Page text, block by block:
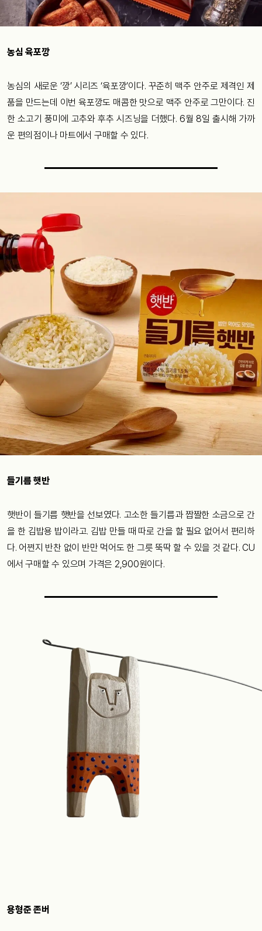
농심 육포깡
농심의 새로운 ‘깡’ 시리즈 ‘육포깡’이다. 꾸준히 맥주 안주로 제격인 제
품을 만드는데 이번 육포깡도 매콤한 맛으로 맥주 안주로 그만이다. 진
한 소고기 풍미에 고추와 후추 시즈닝을 더했다. 6월 8일 출시해 가까
운 편의점이나 마트에서 구매할 수 있다.
들기름 햇반
햇반이 들기름 햇반을 선보였다. 고소한 들기름과 짭짤한 소금으로 간
을 한 김밥용 밥이라고. 김밥 만들 때 따로 간을 할 필요 없어서 편리하
다. 어쩐지 반찬 없이 반만 먹어도 한 그릇 뚝딱 할 수 있을 것 같다. CU
에서 구매할 수 있으며 가격은 2,900원이다.
용형준 존버